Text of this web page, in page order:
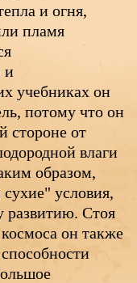
и огня,
пламя
и
учебниках он
потому что он
стороне от
влаги
образом,
условия,
развитию. Стоя
он также